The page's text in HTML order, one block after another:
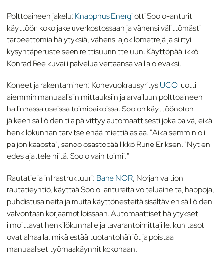
Polttoaineen jakelu: Knapphus Energiotti Soolo-anturit
käyttöön koko jakeluverkostossaan ja vähensi välittömästi
tarpeettomia hälytyksiä, vähensi ajokilometrejä ja siirtyi
kysyntäperusteiseen reittisuunnitteluun. Käyttöpäällikkö
Konrad Ree kuvaili palvelua vertaansa vailla olevaksi.
Koneet ja rakentaminen: KonevuokrausyritysUCOluotti
aiemmin manuaalisiin mittauksiin ja arvailuun polttoaineen
hallinnassa useissa toimipaikoissa. Soolon käyttöönoton
jälkeen säiliöiden tila päivittyy automaattisesti joka päivä, eikä
henkilökunnan tarvitse enää miettiä asiaa. "Aikaisemmin oli
paljon kaaosta", sanoo osastopäällikkö Rune Eriksen. "Nyt en
edes ajattele niitä. Soolo vain toimii."
Rautatie ja infrastruktuuri: Bane NOR, Norjan valtion
rautatieyhtiö, käyttää Soolo-antureita voiteluaineita, happoja,
puhdistusaineita ja muita käyttönesteitä sisältävien säiliöiden
valvontaan korjaamotiloissaan. Automaattiset hälytykset
ilmoittavat henkilökunnalle ja tavarantoimittajille, kun tasot
ovat alhaalla, mikä estää tuotantohäiriöt ja poistaa
manuaaliset työmaakäynnit kokonaan.